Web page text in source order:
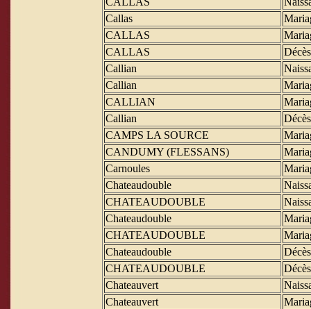
Callas
CALLAS
CALLAS
Décès
Callian
Callian
CALLIAN
Callian
Décès
CAMPS LA SOURCE
CANDUMY (FLESSANS)
Carnoules
Chateaudouble
CHATEAUDOUBLE
Chateaudouble
CHATEAUDOUBLE
Chateaudouble
Décès
CHATEAUDOUBLE
Décès
Chateauvert
Chateauvert